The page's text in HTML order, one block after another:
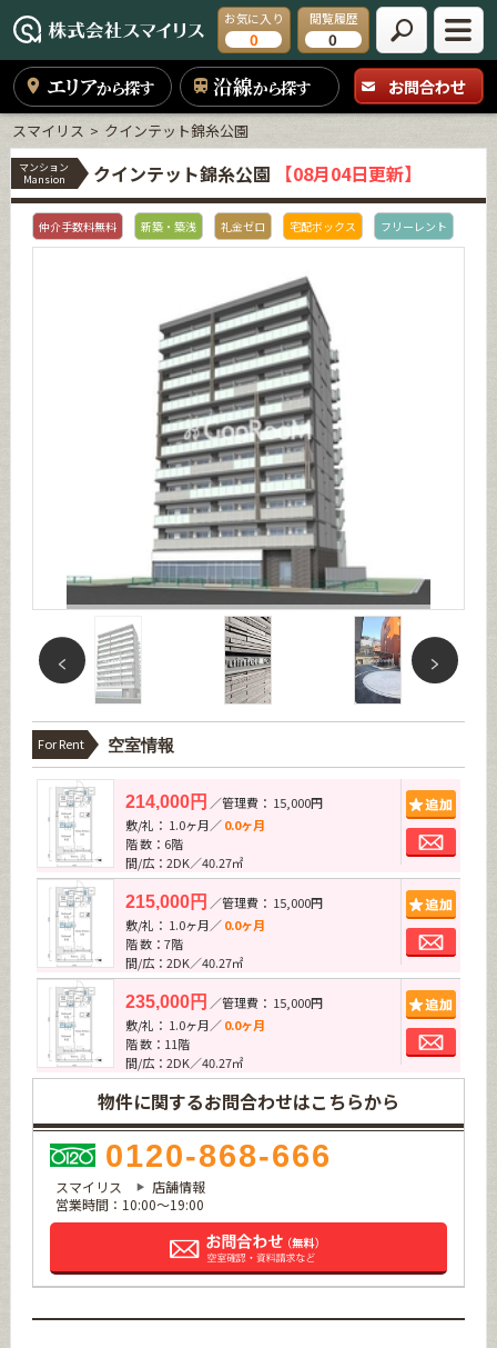
お気に入り
0
閲覧履歴
0
エリアから探す 沿線から探す お問合わせ
スマイリス クインテット錦糸公園
マンション
Mansion
クインテット錦糸公園 【08月04日更新】
仲介手数料無料 新築・築浅 礼金ゼロ 宅配ボックス フリーレント
For Rent 空室情報
214,000円 ／管理費： 15,000円
敷/礼： 1.0ヶ月／0.0ヶ月
階 数：6階
間/広：2DK／40.27㎡
215,000円 ／管理費： 15,000円
敷/礼： 1.0ヶ月／0.0ヶ月
階 数：7階
間/広：2DK／40.27㎡
235,000円 ／管理費： 15,000円
敷/礼： 1.0ヶ月／0.0ヶ月
階 数：11階
間/広：2DK／40.27㎡
物件に関するお問合わせはこちらから
0120-868-666
スマイリス
店舗情報
営業時間：10:00～19:00